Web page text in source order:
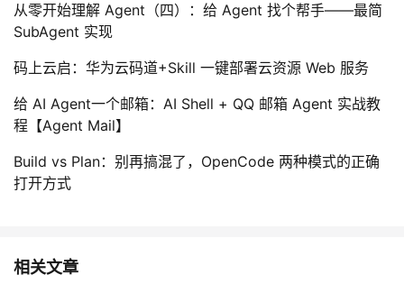
从零开始理解 Agent（四）：给 Agent 找个帮手——最简
SubAgent 实现
码上云启：华为云码道+Skill 一键部署云资源 Web 服务
给 AI Agent一个邮箱：AI Shell + QQ 邮箱 Agent 实战教
程【Agent Mail】
Build vs Plan：别再搞混了，OpenCode 两种模式的正确
打开方式
相关文章